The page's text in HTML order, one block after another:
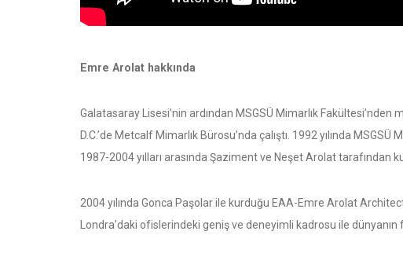
Emre Arolat hakkında
Galatasaray Lisesi’nin ardından MSGSÜ Mimarlık
D.C.’de Metcalf Mimarlık Bürosu’nda çalıştı. 1992 yılında
1987-2004 yılları arasında Şaziment ve Neşet Arolat tarafından
2004 yılında Gonca Paşolar ile kurduğu EAA-Emre Arolat
Londra’daki ofislerindeki geniş ve deneyimli kadrosu ile